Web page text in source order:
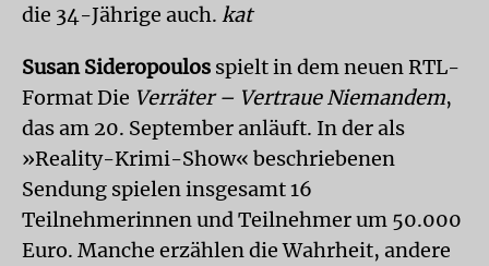
die 34-Jährige auch. kat
Susan Sideropoulos spielt in dem neuen RTL-
Format Die Verräter – Vertraue Niemandem,
das am 20. September anläuft. In der als
»Reality-Krimi-Show« beschriebenen
Sendung spielen insgesamt 16
Teilnehmerinnen und Teilnehmer um 50.000
Euro. Manche erzählen die Wahrheit, andere